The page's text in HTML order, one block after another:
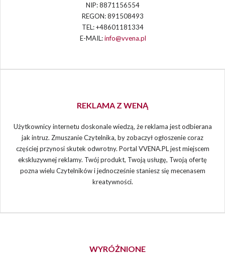
NIP: 8871156554
REGON: 891508493
TEL: +48601181334
E-MAIL:info@vvena.pl
REKLAMA Z WENĄ
Użytkownicy internetu doskonale wiedzą, że reklama jest odbierana
jak intruz. Zmuszanie Czytelnika, by zobaczył ogłoszenie coraz
częściej przynosi skutek odwrotny. Portal VVENA.PL jest miejscem
ekskluzywnej reklamy. Twój produkt, Twoją usługę, Twoją ofertę
pozna wielu Czytelników i jednocześnie staniesz się mecenasem
kreatywności.
WYRÓŻNIONE